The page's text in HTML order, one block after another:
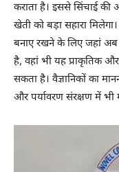
कराता है। इससे सिंचाई की
खेती को बड़ा सहारा
बनाए रखने के लिए जहां अब
है, वहां भी यह प्राकृतिक
सकता है। वैज्ञानिकों का
और पर्यावरण संरक्षण में भी